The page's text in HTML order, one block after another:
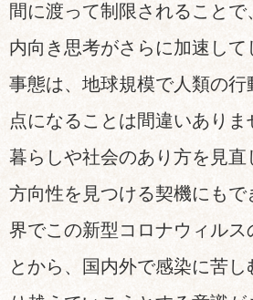
間に渡って制限されること
内向き思考がさらに加速し
事態は、地球規模で人類の
点になることは間違いあり
暮らしや社会のあり方を見
方向性を見つける契機にも
界でこの新型コロナウィル
とから、国内外で感染に苦